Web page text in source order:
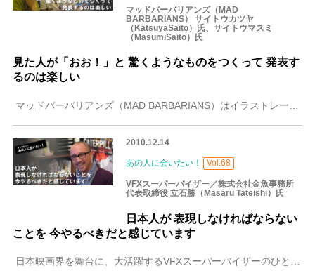
マッドバーバリアンズ（MAD
BARBARIANS） サイトウカツヤ
（KatsuyaSaito）氏、サイトウマスミ
（MasumiSaito）氏
見た人が「おお！」と 驚くようなものをつくって 発表す
るのは楽しい
2010.12.14
あの人に会いたい！ Vol.68
VFXスーパーバイザー／株式会社金魚事務所
代表取締役 立石勝（Masaru Tateishi）氏
日本人が 表現しなければならない
ことを 今やるべきだと感じています
日本映画界を舞台に、大活躍するVFXスーパーバイザーのひとりです。映像制作会社である金魚事務所をベースに、いまや映画づくりに欠かせないパートであるVFXで、多